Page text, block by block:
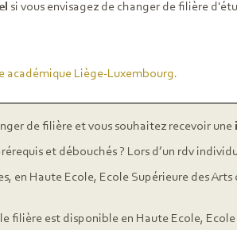
si vous envisagez de changer de filière
académique Liège-Luxembourg.
de filière et vous souhaitez recevoir une
et débouchés ? Lors d’un rdv
en Haute Ecole, Ecole Supérieure des Arts
filière est disponible en Haute Ecole,